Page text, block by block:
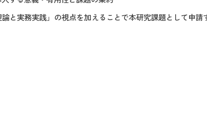
と実務実践」の視点を加えることで本研究課題として申請